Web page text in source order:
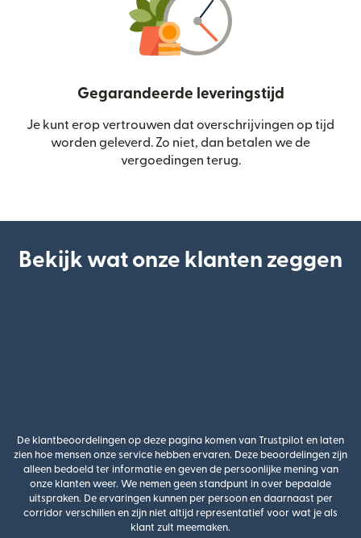
Gegarandeerde leveringstijd
Je kunt erop vertrouwen dat overschrijvingen op tijd
worden geleverd. Zo niet, dan betalen we de
vergoedingen terug.
Bekijk wat onze klanten zeggen
De klantbeoordelingen op deze pagina komen van Trustpilot en laten
zien hoe mensen onze service hebben ervaren. Deze beoordelingen zijn
alleen bedoeld ter informatie en geven de persoonlijke mening van
onze klanten weer. We nemen geen standpunt in over bepaalde
uitspraken. De ervaringen kunnen per persoon en daarnaast per
corridor verschillen en zijn niet altijd representatief voor wat je als
klant zult meemaken.